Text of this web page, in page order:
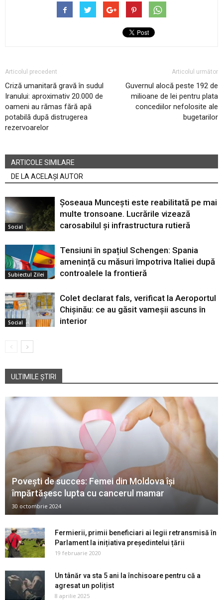
Articolul precedent
Criză umanitară gravă în sudul
Iranului: aproximativ 20.000 de
oameni au rămas fără apă
potabilă după distrugerea
rezervoarelor
Articolul următor
Guvernul alocă peste 192 de
milioane de lei pentru plata
concediilor nefolosite ale
bugetarilor
ARTICOLE SIMILARE
DE LA ACELAȘI AUTOR
Social
Șoseaua Muncești este reabilitată pe mai
multe tronsoane. Lucrările vizează
carosabilul și infrastructura rutieră
Subiectul Zilei
Tensiuni în spațiul Schengen: Spania
amenință cu măsuri împotriva Italiei după
controalele la frontieră
Social
Colet declarat fals, verificat la Aeroportul
Chișinău: ce au găsit vameșii ascuns în
interior
ULTIMILE ȘTIRI
Povești de succes: Femei din Moldova își
împărtășesc lupta cu cancerul mamar
30 octombrie 2024
Fermierii, primii beneficiari ai legii retransmisă în
Parlament la inițiativa președintelui țării
19 februarie 2020
Un tânăr va sta 5 ani la închisoare pentru că a
agresat un polițist
8 aprilie 2025